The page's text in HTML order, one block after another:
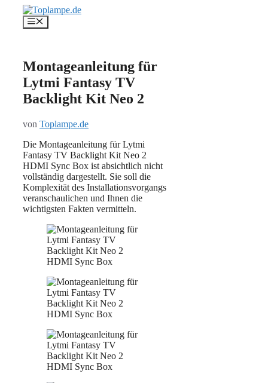
Inhalt
springen
Menü
Montageanleitung für
Lytmi Fantasy TV
Backlight Kit Neo 2
von Toplampe.de
Die Montageanleitung für Lytmi
Fantasy TV Backlight Kit Neo 2
HDMI Sync Box ist absichtlich nicht
vollständig dargestellt. Sie soll die
Komplexität des Installationsvorgangs
veranschaulichen und Ihnen die
wichtigsten Fakten vermitteln.